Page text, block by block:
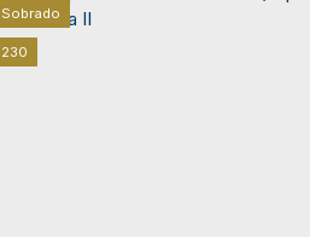
230
Sobrado